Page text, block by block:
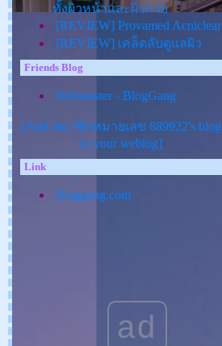
ทั้งผิวหน้าและผิวกา
[REVIEW] Provamed Acniclear
[REVIEW] เคล็ดลับดูแลผิว
ด้วย VISTRA Astaxanthin 6 mg
PLUS Vitamin E
[REVIEW] VISTRA Imu-Pro C
[REVIEW] 4U2 Wipe Skin
Cleansing Sheets
[REVIEW] VISTRA Acerola
[Review] Zermix FORTE
[REVIEW] GoodAge Dark
Spot & Deep Moisture Body
Lotion โลชั่นสำหรับคนที่คุณ
Friends Blog
Webmaster - BlogGang
[Add สมาชิกหมายเลข 889922's blog
to your weblog]
Link
Bloggang.com
ad